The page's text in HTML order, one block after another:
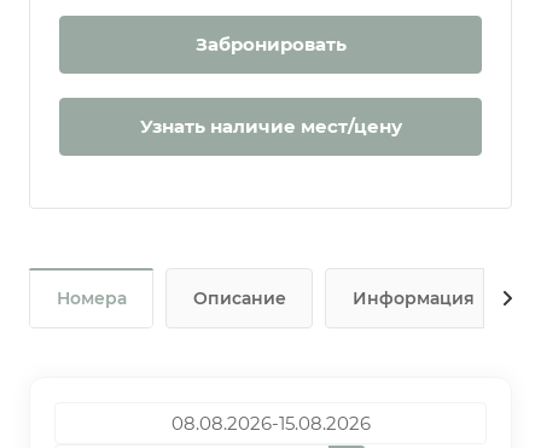
Забронировать
Узнать наличие мест/цену
Номера Описание Информация